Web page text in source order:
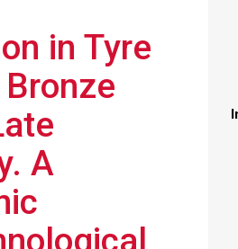
in Tyre
A